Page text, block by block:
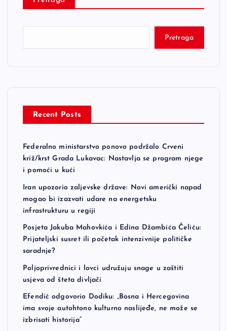
Pretraga
Recent Posts
Federalno ministarstvo ponovo podržalo Crveni
križ/krst Grada Lukavac: Nastavlja se program njege
i pomoći u kući
Iran upozorio zaljevske države: Novi američki napad
mogao bi izazvati udare na energetsku
infrastrukturu u regiji
Posjeta Jakuba Mahovkića i Edina Džambića Čeliću:
Prijateljski susret ili početak intenzivnije političke
saradnje?
Poljoprivrednici i lovci udružuju snage u zaštiti
usjeva od šteta divljači
Efendić odgovorio Dodiku: „Bosna i Hercegovina
ima svoje autohtono kulturno naslijeđe, ne može se
izbrisati historija“